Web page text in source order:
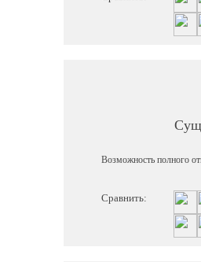
Возможность полного
Сравнить: